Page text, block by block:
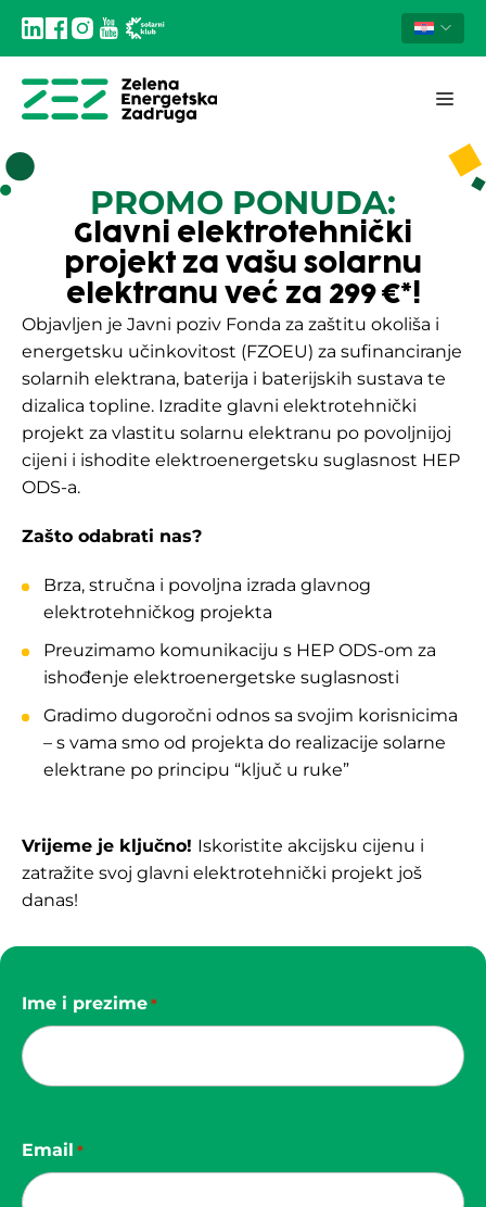
PROMO PONUDA:
Glavni elektrotehnički
projekt za vašu solarnu
elektranu već za 299 €*!
Objavljen je Javni poziv Fonda za zaštitu okoliša i
energetsku učinkovitost (FZOEU) za sufinanciranje
solarnih elektrana, baterija i baterijskih sustava te
dizalica topline. Izradite glavni elektrotehnički
projekt za vlastitu solarnu elektranu po povoljnijoj
cijeni i ishodite elektroenergetsku suglasnost HEP
ODS-a.
Zašto odabrati nas?
Brza, stručna i povoljna izrada glavnog
elektrotehničkog projekta
Preuzimamo komunikaciju s HEP ODS-om za
ishođenje elektroenergetske suglasnosti
Gradimo dugoročni odnos sa svojim korisnicima
– s vama smo od projekta do realizacije solarne
elektrane po principu “ključ u ruke”
Vrijeme je ključno! Iskoristite akcijsku cijenu i
zatražite svoj glavni elektrotehnički projekt još
danas!
Ime i prezime *
Email *